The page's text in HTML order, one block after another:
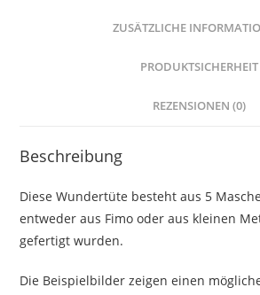
ZUSÄTZLICHE
PRODUKTSICHERHEIT
REZENSIONEN (0)
Beschreibung
Diese Wundertüte besteht aus 5
entweder aus Fimo oder aus kleinen
gefertigt wurden.
Die Beispielbilder zeigen einen